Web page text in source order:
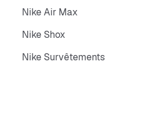
Nike Air Max
Nike Shox
Nike Survêtements